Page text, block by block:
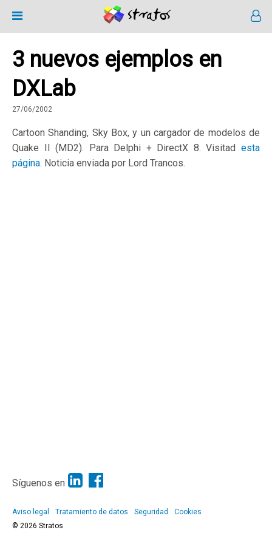
3 nuevos ejemplos en
DXLab
27/06/2002
Cartoon Shanding, Sky Box, y un cargador de modelos de
Quake II (MD2). Para Delphi + DirectX 8. Visitad esta
página. Noticia enviada por Lord Trancos.
Síguenos en
Aviso legal Tratamiento de datos Seguridad
Cookies
© 2026 Stratos